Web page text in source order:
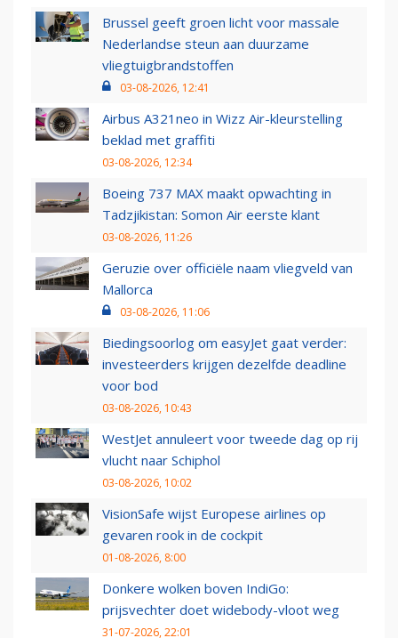
Brussel geeft groen licht voor massale
Nederlandse steun aan duurzame
vliegtuigbrandstoffen
03-08-2026, 12:41
Airbus A321neo in Wizz Air-kleurstelling
beklad met graffiti
03-08-2026, 12:34
Boeing 737 MAX maakt opwachting in
Tadzjikistan: Somon Air eerste klant
03-08-2026, 11:26
Geruzie over officiële naam vliegveld van
Mallorca
03-08-2026, 11:06
Biedingsoorlog om easyJet gaat verder:
investeerders krijgen dezelfde deadline
voor bod
03-08-2026, 10:43
WestJet annuleert voor tweede dag op rij
vlucht naar Schiphol
03-08-2026, 10:02
VisionSafe wijst Europese airlines op
gevaren rook in de cockpit
01-08-2026, 8:00
Donkere wolken boven IndiGo:
prijsvechter doet widebody-vloot weg
31-07-2026, 22:01